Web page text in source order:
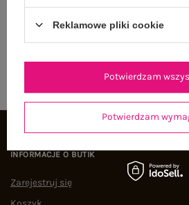
Zapisz się do naszego newslettera i
pierwsze
ZAPISZ SIĘ
INFORMACJE O BUTIK
Zarejestruj się
Reklamowe pliki cookie
Potwierdzam
Potwierdzam